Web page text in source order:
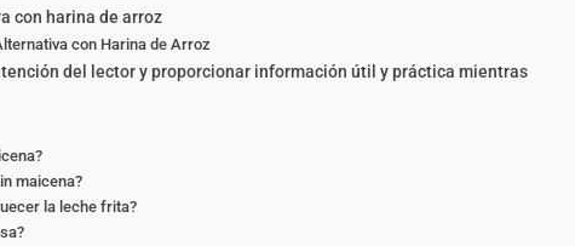
con harina de arroz
con Harina de Arroz
del lector y proporcionar información útil y práctica mientras
maicena?
la leche frita?